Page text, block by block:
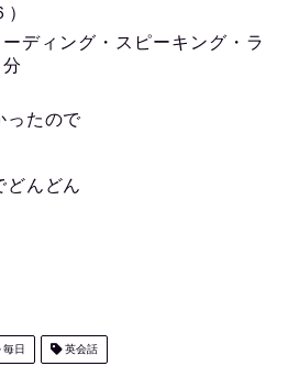
ディング・スピーキング・ラ
ったので
どんどん
毎日 英会話